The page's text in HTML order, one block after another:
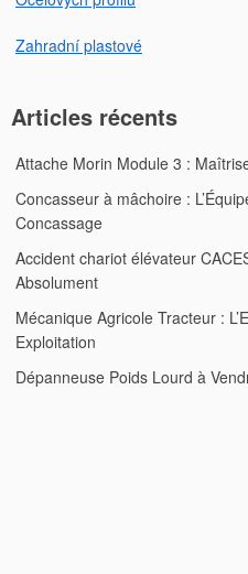
Zahradní plastové
Articles récents
Attache Morin Module 3 :
Concasseur à mâchoire :
Concassage
Accident chariot élévateur
Absolument
Mécanique Agricole Tracteur :
Exploitation
Dépanneuse Poids Lourd à